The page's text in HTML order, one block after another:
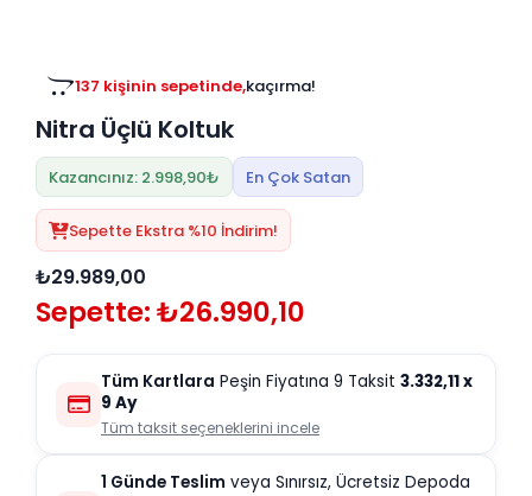
137 kişinin sepetinde,kaçırma!
Nitra Üçlü Koltuk
Kazancınız: 2.998,90₺ En Çok Satan
Sepette Ekstra %10 İndirim!
₺29.989,00
Sepette: ₺26.990,10
Tüm Kartlara Peşin Fiyatına 9 Taksit 3.332,11x
9 Ay
Tüm taksit seçeneklerini incele
1 Günde Teslim veya Sınırsız, Ücretsiz Depoda